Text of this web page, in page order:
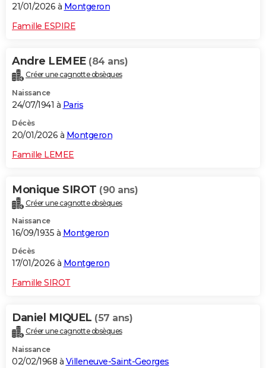
21/01/2026 à Montgeron
Famille ESPIRE
Andre LEMEE (84 ans)
Créer une cagnotte obsèques
Naissance
24/07/1941 à Paris
Décès
20/01/2026 à Montgeron
Famille LEMEE
Monique SIROT (90 ans)
Créer une cagnotte obsèques
Naissance
16/09/1935 à Montgeron
Décès
17/01/2026 à Montgeron
Famille SIROT
Daniel MIQUEL (57 ans)
Créer une cagnotte obsèques
Naissance
02/02/1968 à Villeneuve-Saint-Georges